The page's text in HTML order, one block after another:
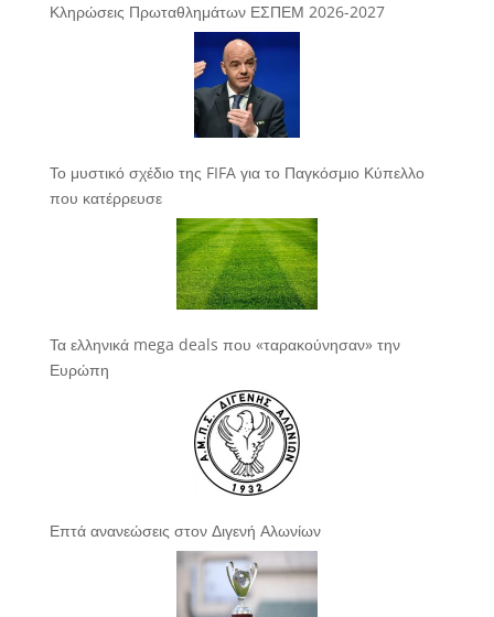
Κληρώσεις Πρωταθλημάτων ΕΣΠΕΜ 2026-2027
Το μυστικό σχέδιο της FIFA για το Παγκόσμιο Κύπελλο
που κατέρρευσε
Τα ελληνικά mega deals που «ταρακούνησαν» την
Ευρώπη
Επτά ανανεώσεις στον Διγενή Αλωνίων